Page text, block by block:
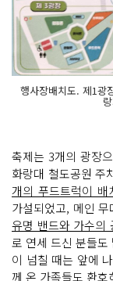
행사장배치도. 제1광
축제는 3개의 광장
화랑대 철도공원 주
개의 푸드트럭이 배
가설되었고, 메인
유명 밴드와 가수의
로 연세 드신 분들도
이 넘칠 때는 앞에
께 온 가족들도 환